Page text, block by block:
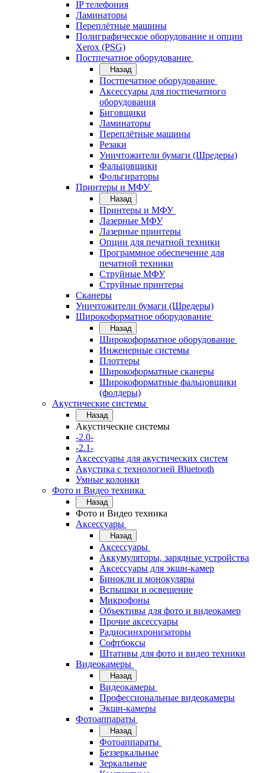
IP телефония
Ламинаторы
Переплётные машины
Полиграфическое оборудование и опции
Xerox (PSG)
Постпечатное оборудование
Назад
Постпечатное оборудование
Аксессуары для постпечатного
оборудования
Биговщики
Ламинаторы
Переплётные машины
Резаки
Уничтожители бумаги (Шредеры)
Фальцовщики
Фольгираторы
Принтеры и МФУ
Назад
Принтеры и МФУ
Лазерные МФУ
Лазерные принтеры
Опции для печатной техники
Программное обеспечение для
печатной техники
Струйные МФУ
Струйные принтеры
Сканеры
Уничтожители бумаги (Шредеры)
Широкоформатное оборудование
Назад
Широкоформатное оборудование
Инженерные системы
Плоттеры
Широкоформатные сканеры
Широкоформатные фальцовщики
(фолдеры)
Акустические системы
Назад
Акустические системы
-2.0-
-2.1-
Аксессуары для акустических систем
Акустика с технологией Bluetooth
Умные колонки
Фото и Видео техника
Назад
Фото и Видео техника
Аксессуары
Назад
Аксессуары
Аккумуляторы, зарядные устройства
Аксессуары для экшн-камер
Бинокли и монокуляры
Вспышки и освещение
Микрофоны
Объективы для фото и видеокамер
Прочие аксессуары
Радиосинхронизаторы
Софтбоксы
Штативы для фото и видео техники
Видеокамеры
Назад
Видеокамеры
Профессиональные видеокамеры
Экшн-камеры
Фотоаппараты
Назад
Фотоаппараты
Беззеркальные
Зеркальные